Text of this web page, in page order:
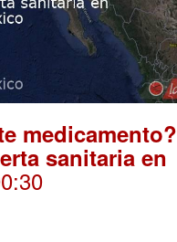
medicamento?
sanitaria en